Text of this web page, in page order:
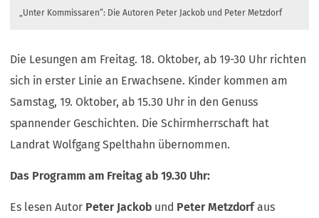
„Unter Kommissaren“: Die Autoren Peter Jackob und Peter Metzdorf
Die Lesungen am Freitag. 18. Oktober, ab 19-30 Uhr richten
sich in erster Linie an Erwachsene. Kinder kommen am
Samstag, 19. Oktober, ab 15.30 Uhr in den Genuss
spannender Geschichten. Die Schirmherrschaft hat
Landrat Wolfgang Spelthahn übernommen.
Das Programm am Freitag ab 19.30 Uhr:
Es lesen Autor Peter Jackob und Peter Metzdorfaus